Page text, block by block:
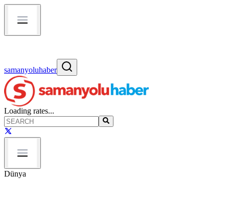
samanyoluhaber
Loading rates...
Dünya